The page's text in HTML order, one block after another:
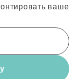
ваше